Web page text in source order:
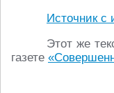
Источник с
Этот же
газете